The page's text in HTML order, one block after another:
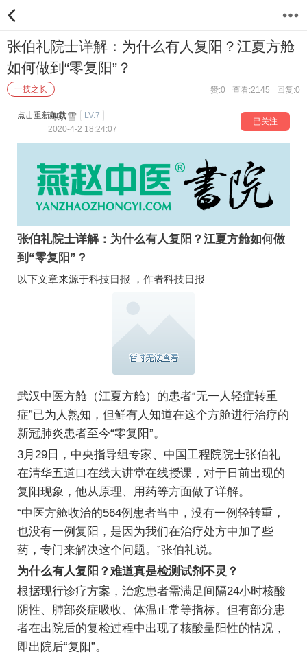
张伯礼院士详解：为什么有人复阳？江夏方舱
如何做到“零复阳”？
一技之长 赞:0 查看:2145 回复:0
点击重新加载
马京雪 LV.7
已关注
2020-4-2 18:24:07
张伯礼院士详解：为什么有人复阳？江夏方舱如何做
到“零复阳”？
以下文章来源于科技日报 ，作者科技日报
武汉中医方舱（江夏方舱）的患者“无一人轻症转重
症”已为人熟知，但鲜有人知道在这个方舱进行治疗的
新冠肺炎患者至今“零复阳”。
3月29日，中央指导组专家、中国工程院院士张伯礼
在清华五道口在线大讲堂在线授课，对于日前出现的
复阳现象，他从原理、用药等方面做了详解。
“中医方舱收治的564例患者当中，没有一例轻转重，
也没有一例复阳，是因为我们在治疗处方中加了些
药，专门来解决这个问题。”张伯礼说。
为什么有人复阳？难道真是检测试剂不灵？
根据现行诊疗方案，治愈患者需满足间隔24小时核酸
阴性、肺部炎症吸收、体温正常等指标。但有部分患
者在出院后的复检过程中出现了核酸呈阳性的情况，
即出院后“复阳”。